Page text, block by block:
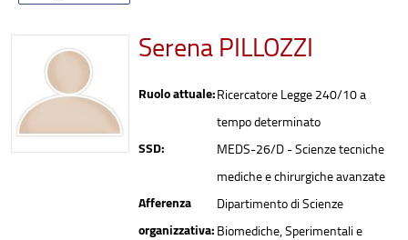
Serena PILLOZZI
Ruolo attuale:Ricercatore Legge 240/10 a
tempo determinato
SSD:
MEDS-26/D - Scienze tecniche
mediche e chirurgiche avanzate
Afferenza
organizzativa:
Dipartimento di Scienze
Biomediche, Sperimentali e